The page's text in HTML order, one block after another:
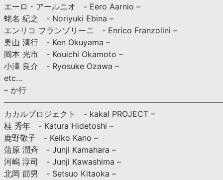
エーロ・アールニオ - Eero Aarnio –
蛯名 紀之 - Noriyuki Ebina –
エンリコ フランゾリーニ - Enrico Franzolini –
奥山 清行 - Ken Okuyama –
岡本 光市 - Kouichi Okamoto –
小澤 良介 - Ryosuke Ozawa –
etc…
– か行
カカルプロジェクト - kakal PROJECT –
桂 秀年 - Katura Hidetoshi –
鹿野敬子 - Keiko Kano –
蒲原 潤斉 - Junji Kamahara –
河嶋 淳司 - Junji Kawashima –
北岡 節男 - Setsuo Kitaoka –